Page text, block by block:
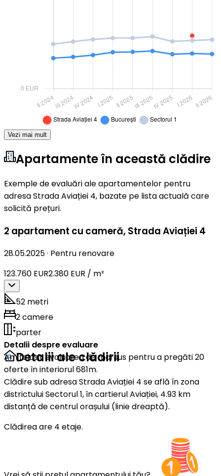
Vezi mai mult
Apartamente în această clădire
Exemple de evaluări ale apartamentelor pentru
adresa Strada Aviației 4, bazate pe lista actuală care
solicită prețuri.
2 apartament cu cameră, Strada Aviației 4
28.05.2025· Pentru renovare
123.760 EUR2.380 EUR / m²
52 metri
2 camere
parter
Detalii despre evaluare
Am folosit evaluarea de mai sus pentru a pregăti 20
oferte în interiorul 681m.
Detalii ale clădirii
Clădire sub adresa Strada Aviației 4 se află în zona
districtului Sectorul 1, în cartierul Aviației, 4.93 km
distanță de centrul orașului (linie dreaptă).
Clădirea are 4 etaje.